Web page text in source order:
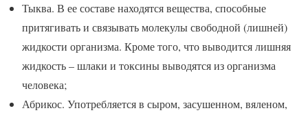
Тыква. В ее составе находятся вещества, способные
притягивать и связывать молекулы свободной (лишней)
жидкости организма. Кроме того, что выводится лишняя
жидкость – шлаки и токсины выводятся из организма
человека;
Абрикос. Употребляется в сыром, засушенном, вяленом,